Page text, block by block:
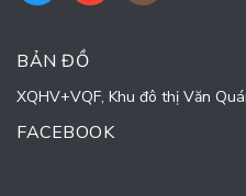
BẢN ĐỒ
XQHV+VQF, Khu đô thị Văn
FACEBOOK